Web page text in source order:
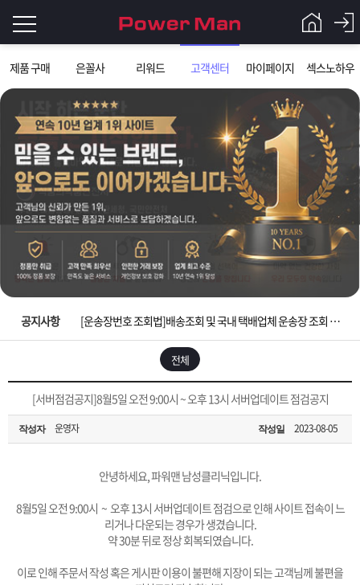
제품 구매 은꼴사 리워드 고객센터 마이페이지 섹스노하우
그
인
이
필
요
니
로
Q&A
파
워
맨
제
품
은
노
객
마
공지사항
입금확인이 안되는 상황을 대비해 꼭 입금후 고객센터 연락바랍니다.
[2026구정 연휴]설 연휴 배송 및 휴무 안내
[운송장번호 조회법]배송조회 및 국내 택배업체 운송장 조회 하는법
[ios앱 오픈]아이폰 고객 앱설치 가능합니다.
[무인택배함 이용 안내] 집 밖에 주소로 택배 받기
입금확인이 안되는 상황을 대비해 꼭 입금후 고객센터 연락바랍니다.
[2026구정 연휴]설 연휴 배송 및 휴무 안내
전체
[서버점검공지]8월5일 오전 9:00시 ~ 오후 13시 서버업데이트 점검공지
작성자 운영자 작성일 2023-08-05
안녕하세요, 파워맨 남성클리닉입니다.
8월5일 오전 9:00시 ~ 오후 13시 서버업데이트 점검으로 인해 사이트 접속이 느
리거나 다운되는 경우가 생겼습니다.
약 30분 뒤로 정상 회복되였습니다.
이로 인해 주문서 작성 혹은 게시판 이용이 불편해 지장이 되는 고객님께 불편을